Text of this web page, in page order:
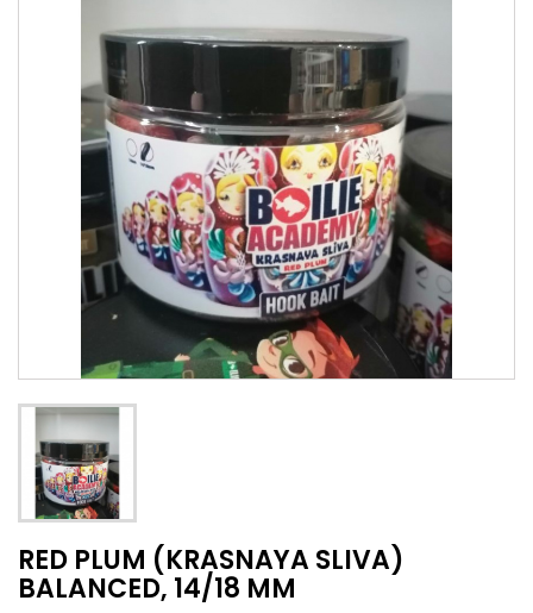
RED PLUM (KRASNAYA SLIVA)
BALANCED, 14/18 MM